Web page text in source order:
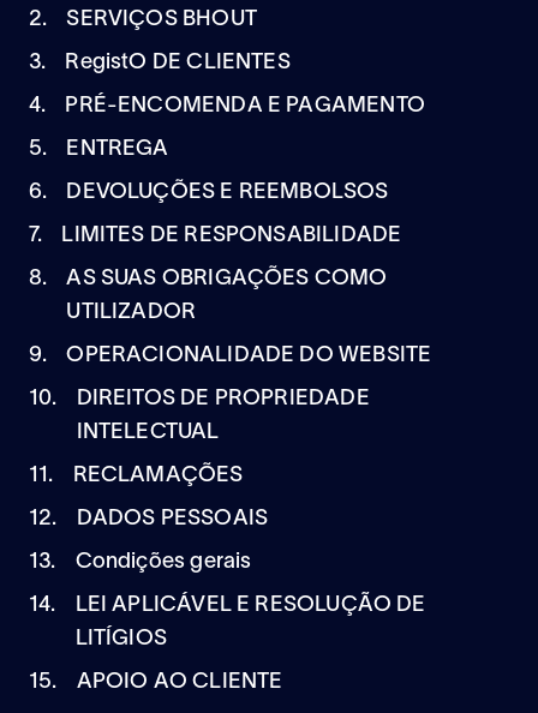
2. SERVIÇOS BHOUT
3. RegistO DE CLIENTES
4. PRÉ-ENCOMENDA E PAGAMENTO
5. ENTREGA
6. DEVOLUÇÕES E REEMBOLSOS
7. LIMITES DE RESPONSABILIDADE
8.
AS SUAS OBRIGAÇÕES COMO
UTILIZADOR
9. OPERACIONALIDADE DO WEBSITE
10.
DIREITOS DE PROPRIEDADE
INTELECTUAL
11. RECLAMAÇÕES
12. DADOS PESSOAIS
13. Condições gerais
14.
LEI APLICÁVEL E RESOLUÇÃO DE
LITÍGIOS
15. APOIO AO CLIENTE